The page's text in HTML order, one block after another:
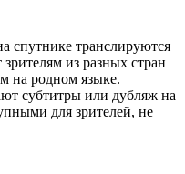
спутнике транслируются
из разных стран
на родном языке.
субтитры или дубляж на
для зрителей, не